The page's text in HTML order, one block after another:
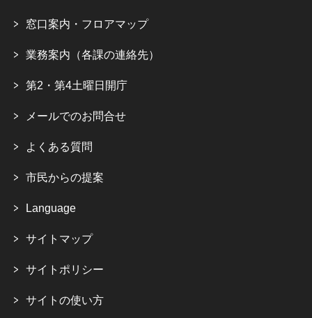
窓口案内・フロアマップ
業務案内（各課の連絡先）
第2・第4土曜日開庁
メールでのお問合せ
よくある質問
市民からの提案
Language
サイトマップ
サイトポリシー
サイトの使い方